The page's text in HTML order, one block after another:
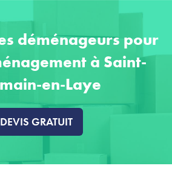
déménageurs pour
à Saint-
en-Laye
DEVIS GRATUIT